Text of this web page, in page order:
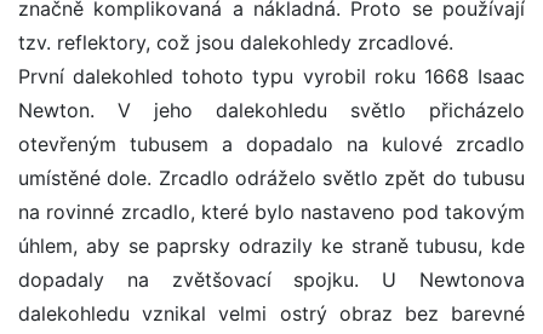
značně komplikovaná a nákladná. Proto se používají
tzv. reflektory, což jsou dalekohledy zrcadlové.
První dalekohled tohoto typu vyrobil roku 1668 Isaac
Newton. V jeho dalekohledu světlo přicházelo
otevřeným tubusem a dopadalo na kulové zrcadlo
umístěné dole. Zrcadlo odráželo světlo zpět do tubusu
na rovinné zrcadlo, které bylo nastaveno pod takovým
úhlem, aby se paprsky odrazily ke straně tubusu, kde
dopadaly na zvětšovací spojku. U Newtonova
dalekohledu vznikal velmi ostrý obraz bez barevné